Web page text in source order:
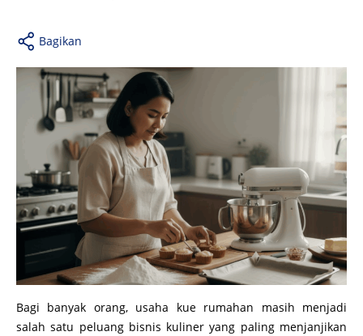
Bagikan
Bagi banyak orang, usaha kue rumahan masih menjadi
salah satu peluang bisnis kuliner yang paling menjanjikan